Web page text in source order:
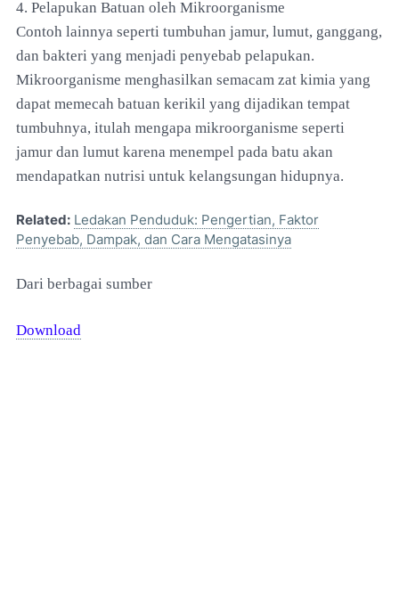
4. Pelapukan Batuan oleh Mikroorganisme
Contoh lainnya seperti tumbuhan jamur, lumut, ganggang,
dan bakteri yang menjadi penyebab pelapukan.
Mikroorganisme menghasilkan semacam zat kimia yang
dapat memecah batuan kerikil yang dijadikan tempat
tumbuhnya, itulah mengapa mikroorganisme seperti
jamur dan lumut karena menempel pada batu akan
mendapatkan nutrisi untuk kelangsungan hidupnya.
Related: Ledakan Penduduk: Pengertian, Faktor
Penyebab, Dampak, dan Cara Mengatasinya
Dari berbagai sumber
Download